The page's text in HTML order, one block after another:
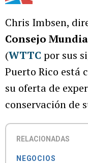
Chris Imbsen,
Consejo
(WTTC por sus
Puerto Rico está
su oferta de
conservación de
RELACIONADAS
NEGOCIOS